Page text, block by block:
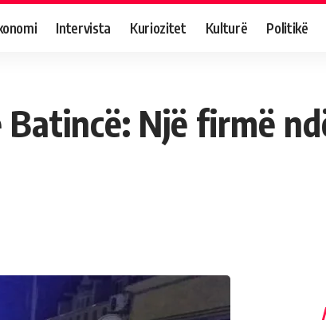
Intervista Kuriozitet Kulturë Politikë
Batincë: Një firmë